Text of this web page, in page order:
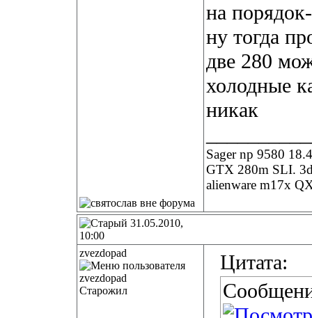
на
ну тогда
две 280
холодные
никак
Sager np 9580
GTX 280m SLI.
alienware m17x
31.05.2010,
10:00
zvezdopad
Старожил
Цитата: